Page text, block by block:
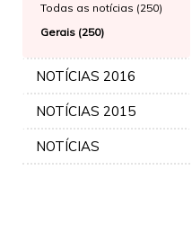
Todas as notícias (250)
Gerais (250)
NOTÍCIAS 2016
NOTÍCIAS 2015
NOTÍCIAS